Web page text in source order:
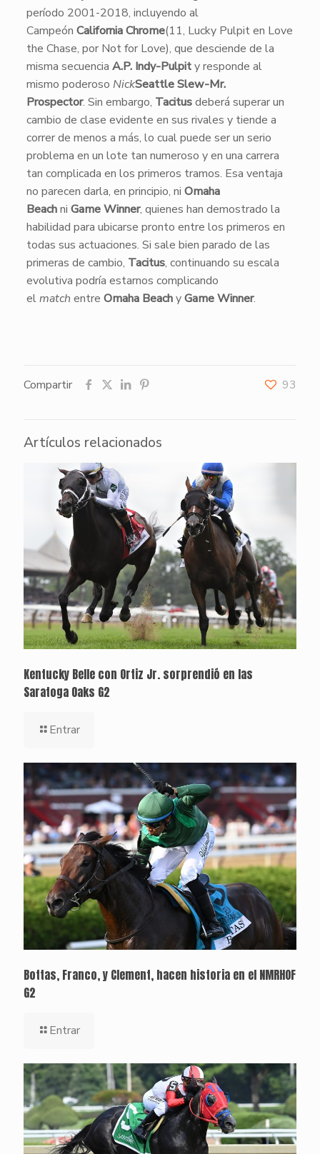
período 2001-2018, incluyendo al
Campeón California Chrome(11, Lucky Pulpit en Love
the Chase, por Not for Love), que desciende de la
misma secuencia A.P. Indy-Pulpity responde al
mismo poderoso NickSeattle Slew-Mr.
Prospector. Sin embargo, Tacitusdeberá superar un
cambio de clase evidente en sus rivales y tiende a
correr de menos a más, lo cual puede ser un serio
problema en un lote tan numeroso y en una carrera
tan complicada en los primeros tramos. Esa ventaja
no parecen darla, en principio, ni Omaha
Beachni Game Winner, quienes han demostrado la
habilidad para ubicarse pronto entre los primeros en
todas sus actuaciones. Si sale bien parado de las
primeras de cambio, Tacitus, continuando su escala
evolutiva podría estarnos complicando
elmatch entre Omaha BeachyGame Winner.
Compartir 93
Artículos relacionados
Kentucky Belle con Ortiz Jr. sorprendió en las
Saratoga Oaks G2
Entrar
Bottas, Franco, y Clement, hacen historia en el NMRHOF
G2
Entrar